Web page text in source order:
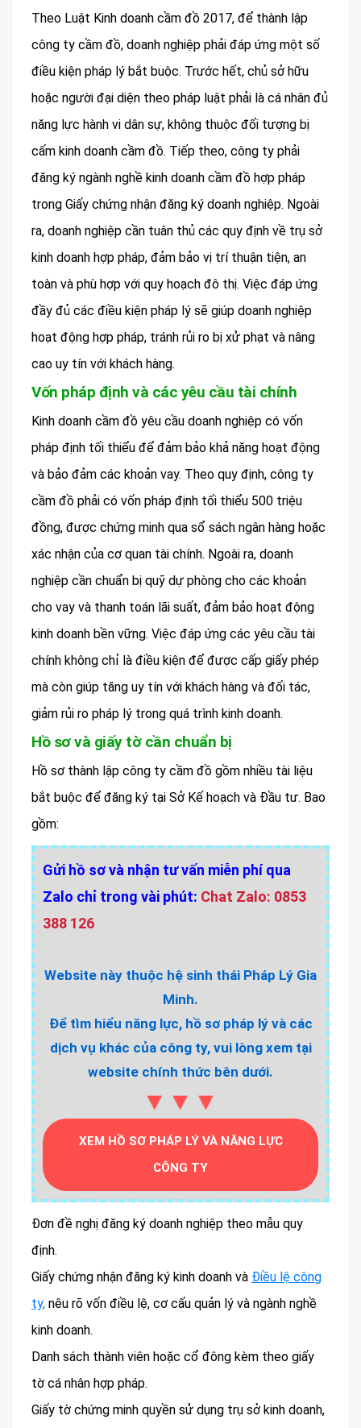
Theo Luật Kinh doanh cầm đồ 2017, để thành lập
công ty cầm đồ, doanh nghiệp phải đáp ứng một số
điều kiện pháp lý bắt buộc. Trước hết, chủ sở hữu
hoặc người đại diện theo pháp luật phải là cá nhân đủ
năng lực hành vi dân sự, không thuộc đối tượng bị
cấm kinh doanh cầm đồ. Tiếp theo, công ty phải
đăng ký ngành nghề kinh doanh cầm đồ hợp pháp
trong Giấy chứng nhận đăng ký doanh nghiệp. Ngoài
ra, doanh nghiệp cần tuân thủ các quy định về trụ sở
kinh doanh hợp pháp, đảm bảo vị trí thuận tiện, an
toàn và phù hợp với quy hoạch đô thị. Việc đáp ứng
đầy đủ các điều kiện pháp lý sẽ giúp doanh nghiệp
hoạt động hợp pháp, tránh rủi ro bị xử phạt và nâng
cao uy tín với khách hàng.
Vốn pháp định và các yêu cầu tài chính
Kinh doanh cầm đồ yêu cầu doanh nghiệp có vốn
pháp định tối thiểu để đảm bảo khả năng hoạt động
và bảo đảm các khoản vay. Theo quy định, công ty
cầm đồ phải có vốn pháp định tối thiểu 500 triệu
đồng, được chứng minh qua sổ sách ngân hàng hoặc
xác nhận của cơ quan tài chính. Ngoài ra, doanh
nghiệp cần chuẩn bị quỹ dự phòng cho các khoản
cho vay và thanh toán lãi suất, đảm bảo hoạt động
kinh doanh bền vững. Việc đáp ứng các yêu cầu tài
chính không chỉ là điều kiện để được cấp giấy phép
mà còn giúp tăng uy tín với khách hàng và đối tác,
giảm rủi ro pháp lý trong quá trình kinh doanh.
Hồ sơ và giấy tờ cần chuẩn bị
Hồ sơ thành lập công ty cầm đồ gồm nhiều tài liệu
bắt buộc để đăng ký tại Sở Kế hoạch và Đầu tư. Bao
gồm:
Gửi hồ sơ và nhận tư vấn miễn phí qua
Zalo chỉ trong vài phút: Chat Zalo: 0853
388 126
Website này thuộc hệ sinh thái Pháp Lý Gia
Minh.
Để tìm hiểu năng lực, hồ sơ pháp lý và các
dịch vụ khác của công ty, vui lòng xem tại
website chính thức bên dưới.
▼▼▼
XEM HỒ SƠ PHÁP LÝ VÀ NĂNG LỰC
CÔNG TY
Đơn đề nghị đăng ký doanh nghiệp theo mẫu quy
định.
Giấy chứng nhận đăng ký kinh doanh và Điều lệ công
ty, nêu rõ vốn điều lệ, cơ cấu quản lý và ngành nghề
kinh doanh.
Danh sách thành viên hoặc cổ đông kèm theo giấy
tờ cá nhân hợp pháp.
Giấy tờ chứng minh quyền sử dụng trụ sở kinh doanh,